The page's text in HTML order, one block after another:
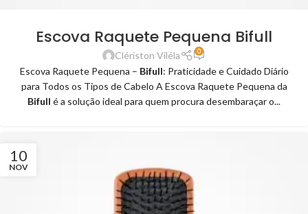
Escova Raquete Pequena Bifull
Clériston Viléla 0
Escova Raquete Pequena – Bifull: Praticidade e Cuidado Diário
para Todos os Tipos de Cabelo A Escova Raquete Pequena da
Bifull é a solução ideal para quem procura desembaraçar o...
10
NOV